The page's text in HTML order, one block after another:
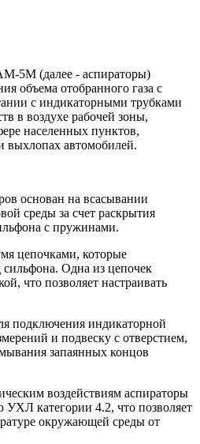
5М (далее - аспираторы)
объема отобранного газа с
с индикаторными трубками
в воздухе рабочей зоны,
населенных пунктов,
автомобилей.
основан на всасывании
среды за счет раскрытия
с пружинами.
цепочками, которые
Одна из цепочек
что позволяет настраивать
подключения индикаторной
и подвеску с отверстием,
запаянных концов
воздействиям аспираторы
УХЛ категории 4.2, что позволяет
окружающей среды от